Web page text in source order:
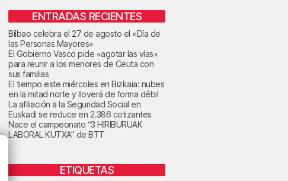
ENTRADAS RECIENTES
Bilbao celebra el 27 de agosto el «Día de
las Personas Mayores»
El Gobierno Vasco pide «agotar las vías»
para reunir a los menores de Ceuta con
sus familias
El tiempo este miércoles en Bizkaia: nubes
en la mitad norte y lloverá de forma débil
La afiliación a la Seguridad Social en
Euskadi se reduce en 2.386 cotizantes
Nace el campeonato “3 HIRIBURUAK
LABORAL KUTXA” de BTT
ETIQUETAS